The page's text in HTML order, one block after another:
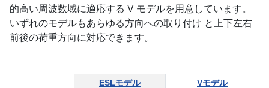
的高い周波数域に適応する V モデルを用意しています。
いずれのモデルもあらゆる方向への取り付け と上下左右
前後の荷重方向に対応できます。
ESLモデル Vモデル